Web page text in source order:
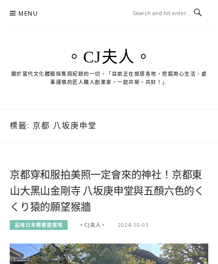
MENU
。CJ夫人。
關於當代文化體驗採集與紀錄的一切。「目前正在旅居各地，挖掘用心生活、處
事謹慎的匠人職人創業家，一起共榮、共好！」
標籤: 京都 八坂庚申堂
京都穿和服拍美照一定會來的神社！京都東
山大黑山金剛寺 八坂庚申堂與五顏六色的く
くり猿的願望猴牆
品味日本輕奢度假地 。CJ夫人。 2024-10-03